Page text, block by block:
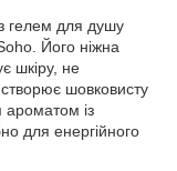
гелем для душу
Його ніжна
шкіру, не
шовковисту
ароматом із
для енергійного